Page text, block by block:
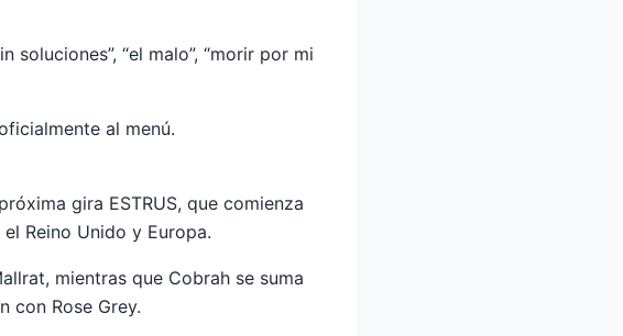
“el malo”, “morir por mi
al menú.
gira ESTRUS, que comienza
Reino Unido y Europa.
mientras que Cobrah se suma
con Rose Grey.